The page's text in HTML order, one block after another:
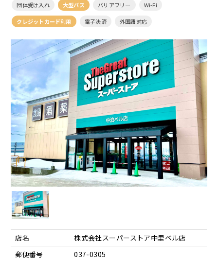
団体受け入れ 大型バス バリアフリー Wi-Fi
クレジットカード利用 電子決済 外国語対応
店名
株式会社スーパーストア中里ベル店
郵便番号
037-0305